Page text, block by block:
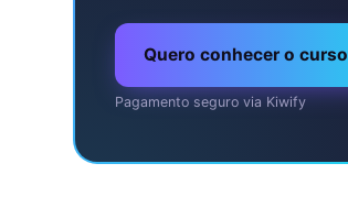
Quero conhecer o curso
Pagamento seguro via Kiwify